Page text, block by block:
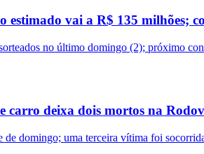
estimado vai a R$ 135 milhões;
no último domingo (2); próximo
carro deixa dois mortos na
domingo; uma terceira vítima foi